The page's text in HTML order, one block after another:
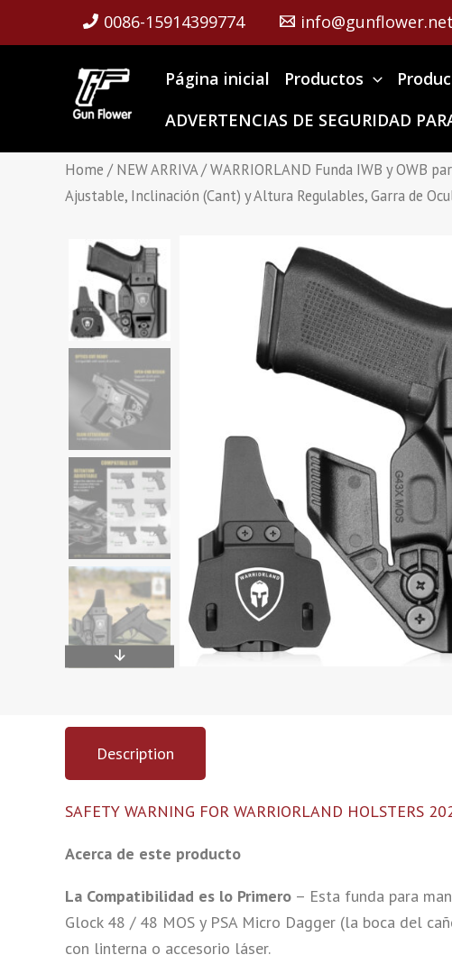
0086-15914399774 info@gunflower.net
Página inicial Productos
ADVERTENCIAS DE SEGURIDAD
Home /NEW ARRIVA/ WARRIORLAND Funda IWB y OWB
Ajustable, Inclinación (Cant) y Altura Regulables, Garra de
Description
SAFETY WARNING FOR WARRIORLAND HOLSTERS
Acerca de este producto
La Compatibilidad es lo Primero – Esta funda para
Glock 48 / 48 MOS y PSA Micro Dagger (la boca del
con linterna o accesorio láser.